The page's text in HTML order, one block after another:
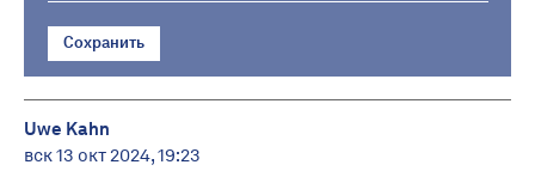
Сохранить
Uwe Kahn
вск 13 окт 2024, 19:23